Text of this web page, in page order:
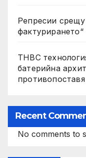
Репресии
фактурирането“
THBC
батерийна
Recent
No comments to